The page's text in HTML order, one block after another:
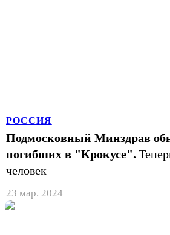
РОССИЯ
Подмосковный Минздрав
погибших в "Крокусе".
человек
23 мар. 2024